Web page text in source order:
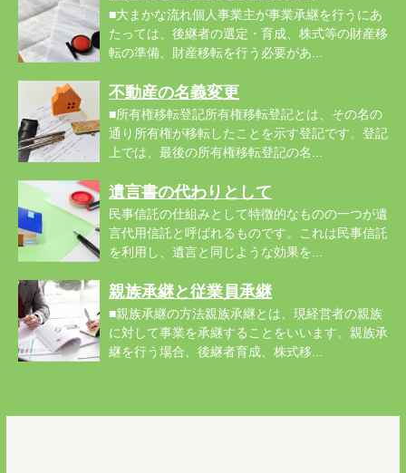
■大まかな流れ個人事業主が事業承継を行うにあ
たっては、後継者の選定・育成、株式等の財産移
転の準備、財産移転を行う必要があ...
不動産の名義変更
■所有権移転登記所有権移転登記とは、その名の
通り所有権が移転したことを示す登記です。登記
上では、最後の所有権移転登記の名...
遺言書の代わりとして
民事信託の仕組みとして特徴的なものの一つが遺
言代用信託と呼ばれるものです。これは民事信託
を利用し、遺言と同じような効果を...
親族承継と従業員承継
■親族承継の方法親族承継とは、現経営者の親族
に対して事業を承継することをいいます。親族承
継を行う場合、後継者育成、株式移...